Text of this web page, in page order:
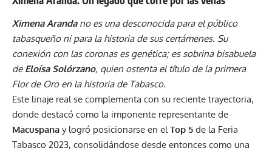
Ximena Aranda no es una desconocida para el público
tabasqueño ni para la historia de sus certámenes. Su
conexión con las coronas es genética; es sobrina bisabuela
de Eloísa Solórzano, quien ostenta el título de la primera
Flor de Oro en la historia de Tabasco.
Este linaje real se complementa con su reciente trayectoria,
donde destacó como la imponente representante de
Macuspana y logró posicionarse en el Top 5 de la Feria
Tabasco 2023, consolidándose desde entonces como una